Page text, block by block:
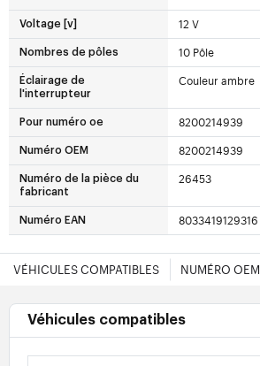
Voltage [v] 12 V
Nombres de pôles 10 Pôle
Éclairage de
l'interrupteur
Couleur ambre
Pour numéro oe 8200214939
Numéro OEM 8200214939
Numéro de la pièce du
fabricant
26453
Numéro EAN 8033419129316
VÉHICULES COMPATIBLES NUMÉRO OEM
Véhicules compatibles